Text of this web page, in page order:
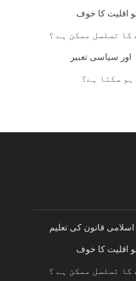
اقلیت کا خوف
کا تسلسل ممکن ہے ؟
اور سیاسی تعبیر
ہو سکتا ہے؟
قانون کی تعلیم
اقلیت کا خوف
کا تسلسل ممکن ہے ؟